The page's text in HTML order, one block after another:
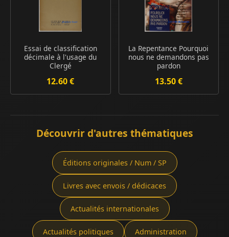
Essai de classification
décimale à l'usage du
Clergé
12.60 €
La Repentance Pourquoi
nous ne demandons pas
pardon
13.50 €
Découvrir d'autres thématiques
Éditions originales / Num / SP
Livres avec envois / dédicaces
Actualités internationales
Actualités politiques Administration